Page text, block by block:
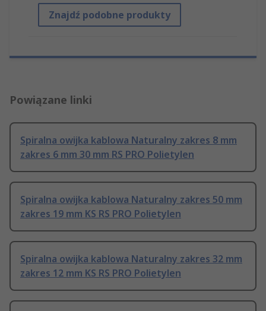
Znajdź podobne produkty
Powiązane linki
Spiralna owijka kablowa Naturalny zakres 8 mm
zakres 6 mm 30 mm RS PRO Polietylen
Spiralna owijka kablowa Naturalny zakres 50 mm
zakres 19 mm KS RS PRO Polietylen
Spiralna owijka kablowa Naturalny zakres 32 mm
zakres 12 mm KS RS PRO Polietylen